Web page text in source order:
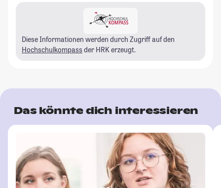
Diese Informationen werden durch Zugriff auf den
Hochschulkompass der HRK erzeugt.
Das könnte dich interessieren